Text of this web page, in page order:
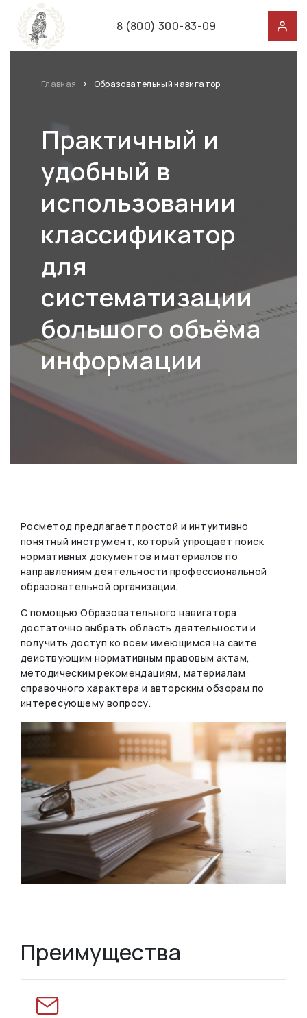
8 (800) 300-83-09
Главная Образовательный навигатор
Практичный и
удобный в
использовании
классификатор
для
систематизации
большого объёма
информации
Росметод предлагает простой и интуитивно
понятный инструмент, который упрощает поиск
нормативных документов и материалов по
направлениям деятельности профессиональной
образовательной организации.
С помощью Образовательного навигатора
достаточно выбрать область деятельности и
получить доступ ко всем имеющимся на сайте
действующим нормативным правовым актам,
методическим рекомендациям, материалам
справочного характера и авторским обзорам по
интересующему вопросу.
Преимущества